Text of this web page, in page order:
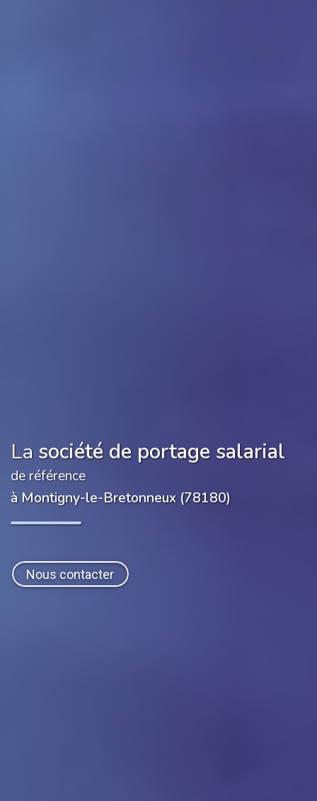
La société de portage salarial
de référence
à Montigny-le-Bretonneux (78180)
Nous contacter